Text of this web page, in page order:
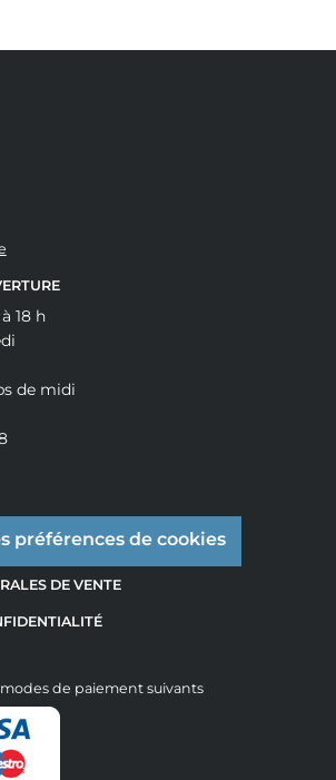
18 h
de midi
préférences de cookies
DE VENTE
de paiement suivants